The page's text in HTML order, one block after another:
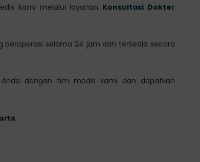
kami melalui layanan Konsultasi Dokter
beroperasi selama 24 jam dan tersedia secara
Anda dengan tim medis kami dan dapatkan